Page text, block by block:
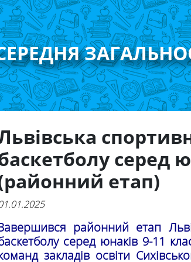
серед
етап)
районний етап
серед юнаків 9-11
закладів освіти